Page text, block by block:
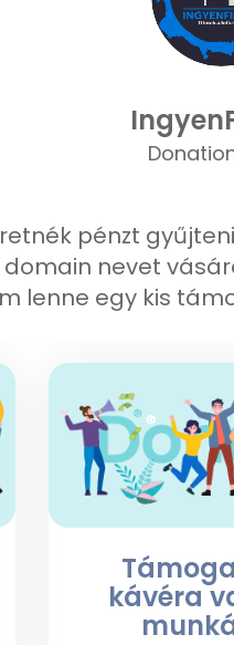
pénzt
nevet
lenne egy kis
kávéra